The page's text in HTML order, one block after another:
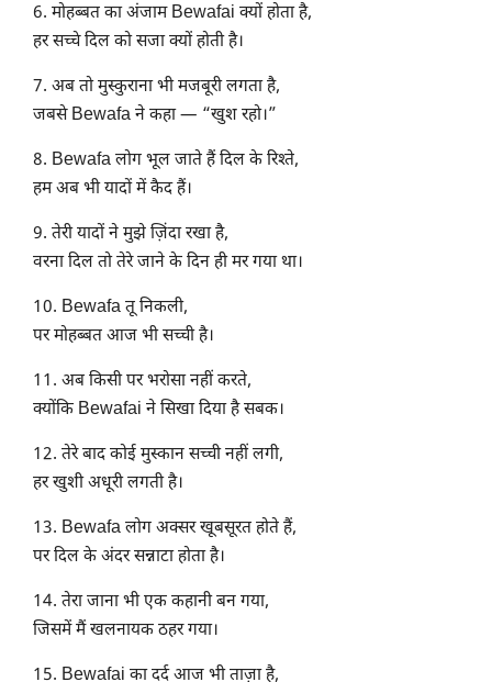
6. मोहब्बत का अंजाम Bewafai क्यों होता है,
हर सच्चे दिल को सजा क्यों होती है।
7. अब तो मुस्कुराना भी मजबूरी लगता है,
जबसे Bewafa ने कहा — “खुश रहो।”
8. Bewafa लोग भूल जाते हैं दिल के रिश्ते,
हम अब भी यादों में कैद हैं।
9. तेरी यादों ने मुझे ज़िंदा रखा है,
वरना दिल तो तेरे जाने के दिन ही मर गया था।
10. Bewafa तू निकली,
पर मोहब्बत आज भी सच्ची है।
11. अब किसी पर भरोसा नहीं करते,
क्योंकि Bewafai ने सिखा दिया है सबक।
12. तेरे बाद कोई मुस्कान सच्ची नहीं लगी,
हर खुशी अधूरी लगती है।
13. Bewafa लोग अक्सर खूबसूरत होते हैं,
पर दिल के अंदर सन्नाटा होता है।
14. तेरा जाना भी एक कहानी बन गया,
जिसमें मैं खलनायक ठहर गया।
15. Bewafai का दर्द आज भी ताज़ा है,